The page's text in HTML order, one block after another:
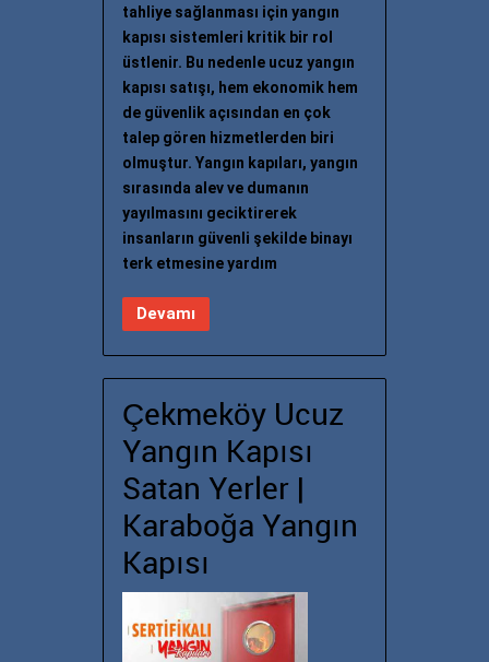
tahliye sağlanması için yangın
kapısı sistemleri kritik bir rol
üstlenir. Bu nedenle ucuz yangın
kapısı satışı, hem ekonomik hem
de güvenlik açısından en çok
talep gören hizmetlerden biri
olmuştur. Yangın kapıları, yangın
sırasında alev ve dumanın
yayılmasını geciktirerek
insanların güvenli şekilde binayı
terk etmesine yardım
Devamı
Çekmeköy Ucuz
Yangın Kapısı
Satan Yerler |
Karaboğa Yangın
Kapısı